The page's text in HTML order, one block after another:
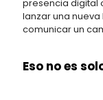
presencia digital
lanzar una
comunicar un
Eso no es